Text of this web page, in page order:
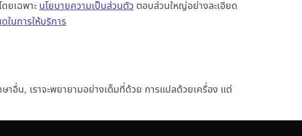
ยเฉพาะ นโยบายความเป็นส่วนตัว ตอบส่วนใหญ่อย่างละเอียด
ในการให้บริการ
าอื่น, เราจะพยายามอย่างเต็มที่ด้วย การแปลด้วยเครื่อง แต่